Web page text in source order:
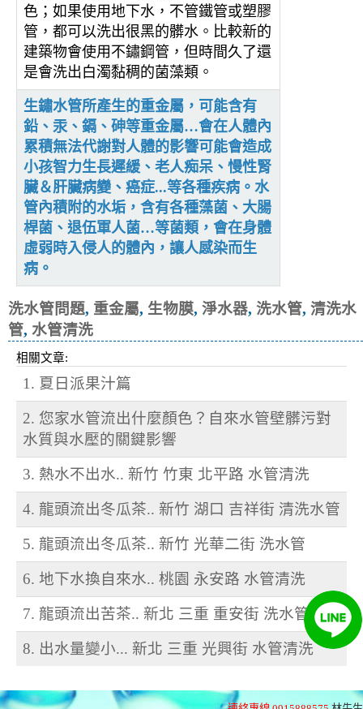
色；如果使用地下水，不管鐵管或塑膠
管，都可以洗出很黑的髒水。比較新的
建築物會使用不鏽鋼管，但時間久了還
是會洗出白濁黏稠的菌藻類。
生鏽水管所產生的重金屬，可能含有
鉛、汞、鎘、砷等重金屬…會在人體內
累積無法代謝對人體的影響可能會造成
小孩智力生長遲緩、老人痴呆、慢性腎
臟＆肝臟病變、癌症...等各種疾病。水
管內積附的水垢，含有各種藻菌、大腸
桿菌、退伍軍人菌…等菌類，會在身體
虛弱時入侵人的體內，讓人感染而生
病。
洗水管問題, 重金屬, 生物膜, 淨水器, 洗水管, 清洗水
管, 水管清洗
相關文章:
1. 夏日派果汁篇
2. 您家水管流出什麼顏色？自來水管壁髒污對
水質與水壓的關鍵影響
3. 熱水不出水.. 新竹 竹東 北平路 水管清洗
4. 龍頭流出冬瓜茶.. 新竹 湖口 吉祥街 清洗水管
5. 龍頭流出冬瓜茶.. 新竹 光華二街 洗水管
6. 地下水換自來水.. 桃園 永安路 水管清洗
7. 龍頭流出苦茶.. 新北 三重 重安街 洗水管
8. 出水量變小... 新北 三重 光興街 水管清洗